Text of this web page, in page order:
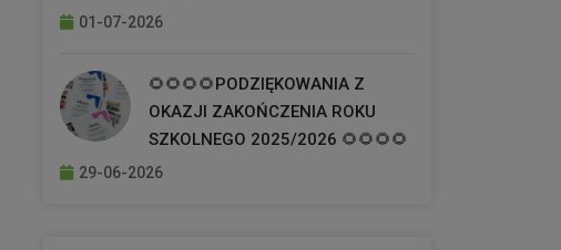
01-07-2026
🌻🌻🌻🌻PODZIĘKOWANIA Z
OKAZJI ZAKOŃCZENIA ROKU
SZKOLNEGO 2025/2026 🌻🌻🌻🌻
29-06-2026